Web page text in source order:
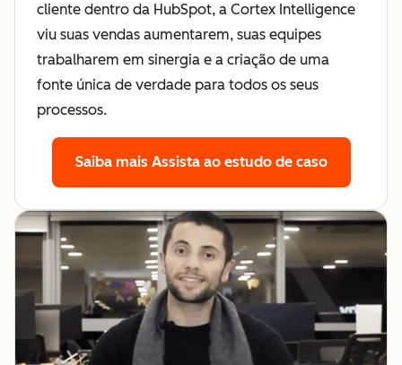
cliente dentro da HubSpot, a Cortex Intelligence
viu suas vendas aumentarem, suas equipes
trabalharem em sinergia e a criação de uma
fonte única de verdade para todos os seus
processos.
Saiba mais Assista ao estudo de caso